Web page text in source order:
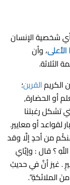
شخصية الإنسان
الأعلى، وأن
الكريمالقرين؛
أو الحضارة,
تشكل رغبتنا
لقواعد أو معايير.
من أحدٍ إلَّا وقد
؟ قال : وإيَّايَ
. غيرَ أنَّ في حديثِ
الملائكةِ”.